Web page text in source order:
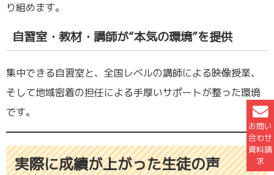
お問い
合わせ
資料請
求
り組めます。
自習室・教材・講師が“本気の環境”を提供
集中できる自習室と、全国レベルの講師による映像授業、
そして地域密着の担任による手厚いサポートが整った環境
です。
実際に成績が上がった生徒の声